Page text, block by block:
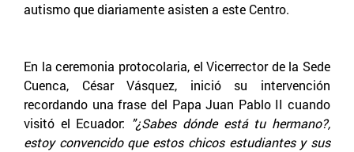
autismo que diariamente asisten a este Centro.
En la ceremonia protocolaria, el Vicerrector de la Sede
Cuenca, César Vásquez, inició su intervención
recordando una frase del Papa Juan Pablo II cuando
visitó el Ecuador: "¿Sabes dónde está tu hermano?,
estoy convencido que estos chicos estudiantes y sus